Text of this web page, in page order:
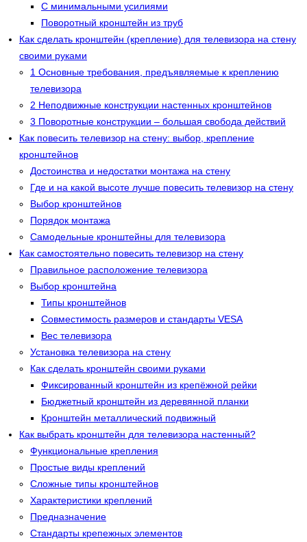
С минимальными усилиями
Поворотный кронштейн из труб
Как сделать кронштейн (крепление) для телевизора на стену
своими руками
1 Основные требования, предъявляемые к креплению
телевизора
2 Неподвижные конструкции настенных кронштейнов
3 Поворотные конструкции – большая свобода действий
Как повесить телевизор на стену: выбор, крепление
кронштейнов
Достоинства и недостатки монтажа на стену
Где и на какой высоте лучше повесить телевизор на стену
Выбор кронштейнов
Порядок монтажа
Самодельные кронштейны для телевизора
Как самостоятельно повесить телевизор на стену
Правильное расположение телевизора
Выбор кронштейна
Типы кронштейнов
Совместимость размеров и стандарты VESA
Вес телевизора
Установка телевизора на стену
Как сделать кронштейн своими руками
Фиксированный кронштейн из крепёжной рейки
Бюджетный кронштейн из деревянной планки
Кронштейн металлический подвижный
Как выбрать кронштейн для телевизора настенный?
Функциональные крепления
Простые виды креплений
Сложные типы кронштейнов
Характеристики креплений
Предназначение
Стандарты крепежных элементов